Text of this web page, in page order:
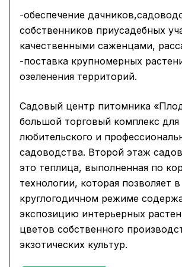
-обеспечение
собственников приусадебных
качественными саженцами,
-поставка крупномерных
озеленения территорий.
Садовый центр питомника
большой торговый комплекс для
любительского и
садоводства. Второй этаж
это теплица, выполненная по
технологии, которая позволяет в
круглогодичном режиме
экспозицию интерьерных
цветов собственного
экзотических культур.